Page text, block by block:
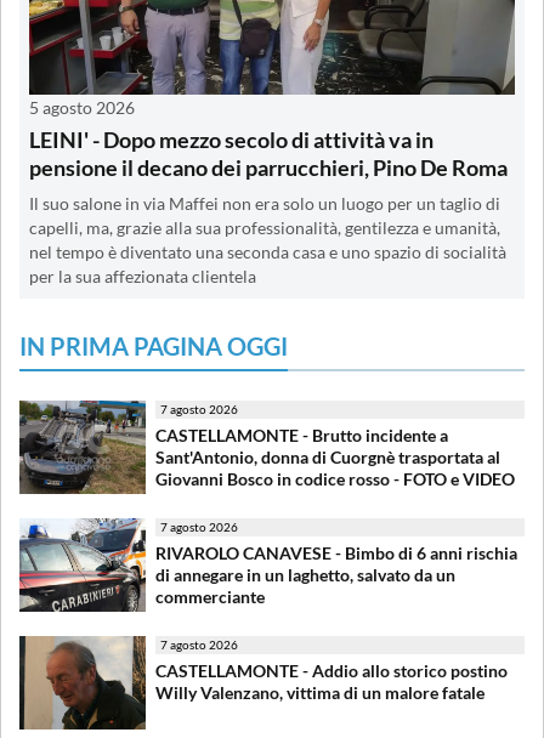
5 agosto 2026
LEINI' - Dopo mezzo secolo di attività va in
pensione il decano dei parrucchieri, Pino De Roma
Il suo salone in via Maffei non era solo un luogo per un taglio di
capelli, ma, grazie alla sua professionalità, gentilezza e umanità,
nel tempo è diventato una seconda casa e uno spazio di socialità
per la sua affezionata clientela
IN PRIMA PAGINA OGGI
7 agosto 2026
CASTELLAMONTE - Brutto incidente a
Sant'Antonio, donna di Cuorgnè trasportata al
Giovanni Bosco in codice rosso - FOTO e VIDEO
7 agosto 2026
RIVAROLO CANAVESE - Bimbo di 6 anni rischia
di annegare in un laghetto, salvato da un
commerciante
7 agosto 2026
CASTELLAMONTE - Addio allo storico postino
Willy Valenzano, vittima di un malore fatale